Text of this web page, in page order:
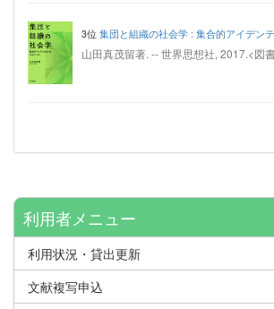
3位 集団と組織の社会学 : 集合的アイデン
山田真茂留著. -- 世界思想社, 2017.<図
利用者メニュー
利用状況・貸出更新
文献複写申込